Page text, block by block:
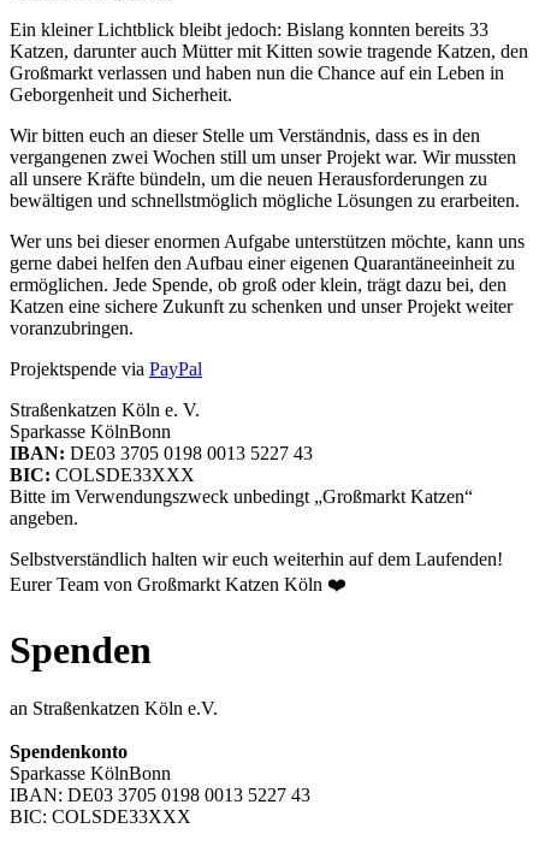
Ein kleiner Lichtblick bleibt jedoch: Bislang konnten bereits 33
Katzen, darunter auch Mütter mit Kitten sowie tragende Katzen, den
Großmarkt verlassen und haben nun die Chance auf ein Leben in
Geborgenheit und Sicherheit.
Wir bitten euch an dieser Stelle um Verständnis, dass es in den
vergangenen zwei Wochen still um unser Projekt war. Wir mussten
all unsere Kräfte bündeln, um die neuen Herausforderungen zu
bewältigen und schnellstmöglich mögliche Lösungen zu erarbeiten.
Wer uns bei dieser enormen Aufgabe unterstützen möchte, kann uns
gerne dabei helfen den Aufbau einer eigenen Quarantäneeinheit zu
ermöglichen. Jede Spende, ob groß oder klein, trägt dazu bei, den
Katzen eine sichere Zukunft zu schenken und unser Projekt weiter
voranzubringen.
Projektspende via PayPal
Straßenkatzen Köln e. V.
Sparkasse KölnBonn
IBAN: DE03 3705 0198 0013 5227 43
BIC: COLSDE33XXX
Bitte im Verwendungszweck unbedingt „Großmarkt Katzen“
angeben.
Selbstverständlich halten wir euch weiterhin auf dem Laufenden!
Eurer Team von Großmarkt Katzen Köln ❤️
Spenden
an Straßenkatzen Köln e.V.
Spendenkonto
Sparkasse KölnBonn
IBAN: DE03 3705 0198 0013 5227 43
BIC: COLSDE33XXX